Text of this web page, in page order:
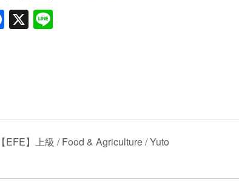
Facebook
X
【EFE】上級 / Food & Agriculture / Yuto